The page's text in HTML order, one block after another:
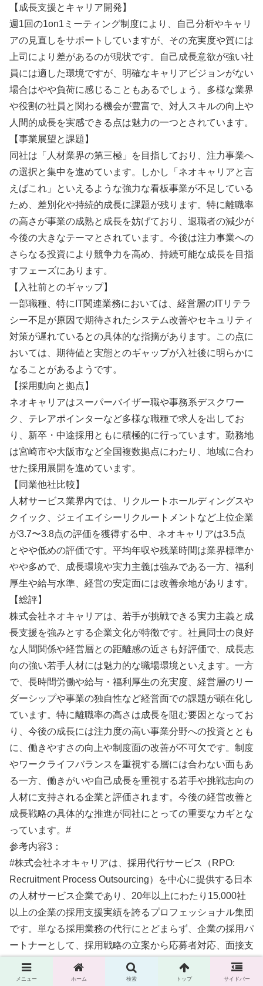
【成長支援とキャリア開発】
週1回の1on1ミーティング制度により、自己分析やキャリ
アの見直しをサポートしていますが、その充実度や質には
上司により差があるのが現状です。自己成長意欲が強い社
員には適した環境ですが、明確なキャリアビジョンがない
場合はやや負荷に感じることもあるでしょう。多様な業界
や役割の社員と関わる機会が豊富で、対人スキルの向上や
人間的成長を実感できる点は魅力の一つとされています。
【事業展望と課題】
同社は「人材業界の第三極」を目指しており、注力事業へ
の選択と集中を進めています。しかし「ネオキャリアと言
えばこれ」といえるような強力な看板事業が不足している
ため、差別化や持続的成長に課題が残ります。特に離職率
の高さが事業の成熟と成長を妨げており、退職者の減少が
今後の大きなテーマとされています。今後は注力事業への
さらなる投資により競争力を高め、持続可能な成長を目指
すフェーズにあります。
【入社前とのギャップ】
一部職種、特にIT関連業務においては、経営層のITリテラ
シー不足が原因で期待されたシステム改善やセキュリティ
対策が遅れているとの具体的な指摘があります。この点に
おいては、期待値と実態とのギャップが入社後に明らかに
なることがあるようです。
【採用動向と拠点】
ネオキャリアはスーパーバイザー職や事務系デスクワー
ク、テレアポインターなど多様な職種で求人を出してお
り、新卒・中途採用ともに積極的に行っています。勤務地
は宮崎市や大阪市など全国複数拠点にわたり、地域に合わ
せた採用展開を進めています。
【同業他社比較】
人材サービス業界内では、リクルートホールディングスや
クイック、ジェイエイシーリクルートメントなど上位企業
が3.7〜3.8点の評価を獲得する中、ネオキャリアは3.5点
とやや低めの評価です。平均年収や残業時間は業界標準か
やや多めで、成長環境や実力主義は強みである一方、福利
厚生や給与水準、経営の安定面には改善余地があります。
【総評】
株式会社ネオキャリアは、若手が挑戦できる実力主義と成
長支援を強みとする企業文化が特徴です。社員同士の良好
な人間関係や経営層との距離感の近さも好評価で、成長志
向の強い若手人材には魅力的な職場環境といえます。一方
で、長時間労働や給与・福利厚生の充実度、経営層のリー
ダーシップや事業の独自性など経営面での課題が顕在化し
ています。特に離職率の高さは成長を阻む要因となってお
り、今後の成長には注力度の高い事業分野への投資ととも
に、働きやすさの向上や制度面の改善が不可欠です。制度
やワークライフバランスを重視する層には合わない面もあ
る一方、働きがいや自己成長を重視する若手や挑戦志向の
人材に支持される企業と評価されます。今後の経営改善と
成長戦略の具体的な推進が同社にとっての重要なカギとな
っています。#
参考内容3：
#株式会社ネオキャリアは、採用代行サービス（RPO:
Recruitment Process Outsourcing）を中心に提供する日本
の人材サービス企業であり、20年以上にわたり15,000社
以上の企業の採用支援実績を誇るプロフェッショナル集団
です。単なる採用業務の代行にとどまらず、企業の採用パ
ートナーとして、採用戦略の立案から応募者対応、面接支
援、入社手続きフォローに至るまで一連の採用プロセスを
ワンストップで支援しています。
メニュー ホーム 検索 トップ サイドバー